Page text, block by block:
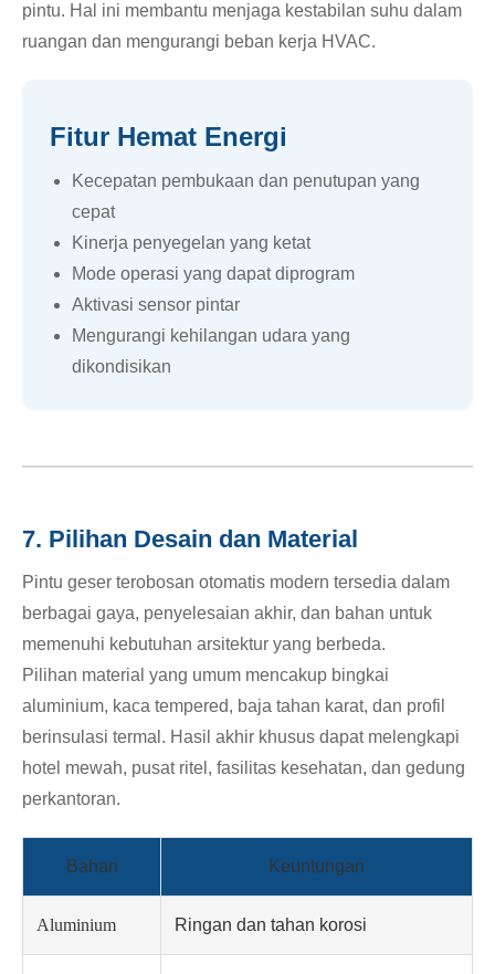
pintu. Hal ini membantu menjaga kestabilan suhu dalam
ruangan dan mengurangi beban kerja HVAC.
Fitur Hemat Energi
Kecepatan pembukaan dan penutupan yang
cepat
Kinerja penyegelan yang ketat
Mode operasi yang dapat diprogram
Aktivasi sensor pintar
Mengurangi kehilangan udara yang
dikondisikan
7. Pilihan Desain dan Material
Pintu geser terobosan otomatis modern tersedia dalam
berbagai gaya, penyelesaian akhir, dan bahan untuk
memenuhi kebutuhan arsitektur yang berbeda.
Pilihan material yang umum mencakup bingkai
aluminium, kaca tempered, baja tahan karat, dan profil
berinsulasi termal. Hasil akhir khusus dapat melengkapi
hotel mewah, pusat ritel, fasilitas kesehatan, dan gedung
perkantoran.
Bahan Keuntungan
Aluminium Ringan dan tahan korosi